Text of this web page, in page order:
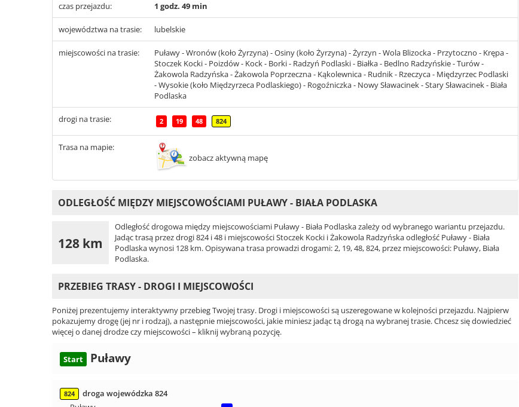
czas przejazdu: 1 godz. 49 min
województwa na trasie: lubelskie
miejscowości na trasie:
Puławy - Wronów (koło Żyrzyna) - Osiny (koło Żyrzyna) - Żyrzyn - Wola Blizocka - Przytoczno - Krępa -
Stoczek Kocki - Poizdów - Kock - Borki - Radzyń Podlaski - Białka - Bedlno Radzyńskie - Turów -
Żakowola Radzyńska - Żakowola Poprzeczna - Kąkolewnica - Rudnik - Rzeczyca - Międzyrzec Podlaski
- Wysokie (koło Międzyrzeca Podlaskiego) - Rogoźniczka - Nowy Sławacinek - Stary Sławacinek - Biała
Podlaska
drogi na trasie: 2 19 48 824
Trasa na mapie:
zobacz aktywną mapę
ODLEGŁOŚĆ MIĘDZY MIEJSCOWOŚCIAMI PUŁAWY - BIAŁA PODLASKA
128 km
Odległość drogowa między miejscowościami Puławy - Biała Podlaska zależy od wybranego wariantu przejazdu.
Jadąc trasą przez drogi 824 i 48 i miejscowości Stoczek Kocki i Żakowola Radzyńska odległość Puławy - Biała
Podlaska wynosi 128 km. Opisywana trasa prowadzi drogami: 2, 19, 48, 824, przez miejscowości: Puławy, Biała
Podlaska.
PRZEBIEG TRASY - DROGI I MIEJSCOWOŚCI
Poniżej prezentujemy interaktywny przebieg Twojej trasy. Drogi i miejscowości są uszeregowane w kolejności przejazdu. Najpierw
pokazujemy drogę (jej nr i rodzaj), a następnie miejscowości, jakie miniesz jadąc tą drogą na wybranej trasie. Chcesz się dowiedzieć
więcej o danej drodze czy miejscowości – kliknij wybraną pozycję.
Start Puławy
824
droga wojewódzka 824